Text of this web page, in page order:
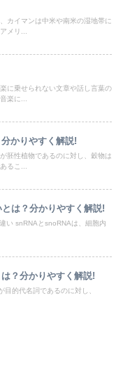
カイマンは中米や南米の湿地帯に
メリ...
に乗せられない文章や話し言葉の
楽に...
かりやすく解説!
胚性植物であるのに対し、穀物は
るこ...
は？分かりやすく解説!
い snRNAとsnoRNAは、細胞内
？分かりやすく解説!
的代名詞であるのに対し、